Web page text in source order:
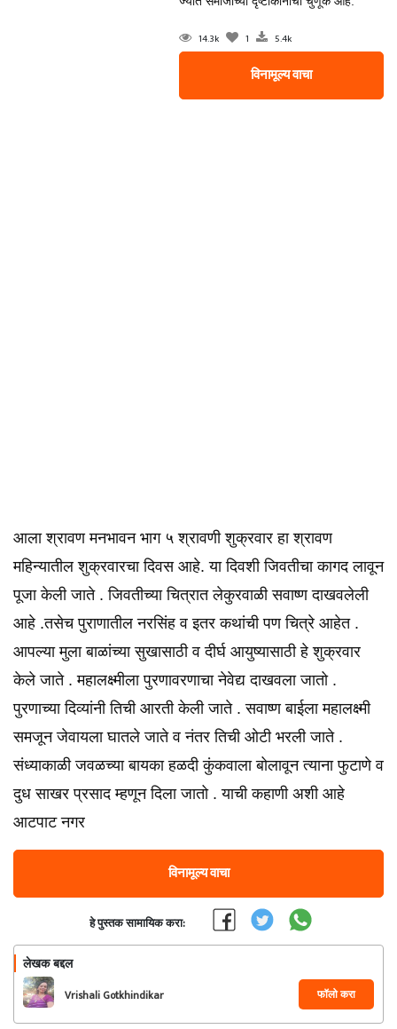
14.3k 1 5.4k
विनामूल्य वाचा
आला श्रावण मनभावन भाग ५ श्रावणी शुक्रवार हा श्रावण
महिन्यातील शुक्रवारचा दिवस आहे. या दिवशी जिवतीचा कागद लावून
पूजा केली जाते . जिवतीच्या चित्रात लेकुरवाळी सवाष्ण दाखवलेली
आहे .तसेच पुराणातील नरसिंह व इतर कथांची पण चित्रे आहेत .
आपल्या मुला बाळांच्या सुखासाठी व दीर्घ आयुष्यासाठी हे शुक्रवार
केले जाते . महालक्ष्मीला पुरणावरणाचा नेवेद्य दाखवला जातो .
पुरणाच्या दिव्यांनी तिची आरती केली जाते . सवाष्ण बाईला महालक्ष्मी
समजून जेवायला घातले जाते व नंतर तिची ओटी भरली जाते .
संध्याकाळी जवळच्या बायका हळदी कुंकवाला बोलावून त्याना फुटाणे व
दुध साखर प्रसाद म्हणून दिला जातो . याची कहाणी अशी आहे
आटपाट नगर
विनामूल्य वाचा
हे पुस्तक सामायिक करा:
लेखक बद्दल
Vrishali Gotkhindikar फॉलो करा